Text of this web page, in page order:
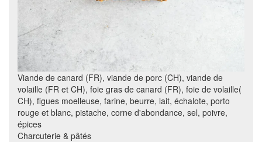
Viande de canard (FR), viande de porc (CH), viande de
volaille (FR et CH), foie gras de canard (FR), foie de volaille(
CH), figues moelleuse, farine, beurre, lait, échalote, porto
rouge et blanc, pistache, corne d'abondance, sel, poivre,
épices
Charcuterie & pâtés